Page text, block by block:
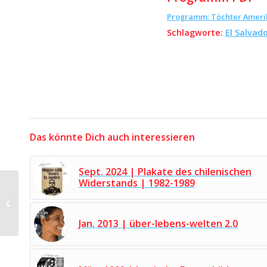
Programm: Töchter
Schlagworte: El
Das könnte Dich auch interessieren
Sept. 2024 | Plakate des chilenischen
Widerstands | 1982-1989
Jan. 2013 | über-lebens-welten 2.0
April 1991 |
Stadtabwicklung an
Beispielen Neuköllns